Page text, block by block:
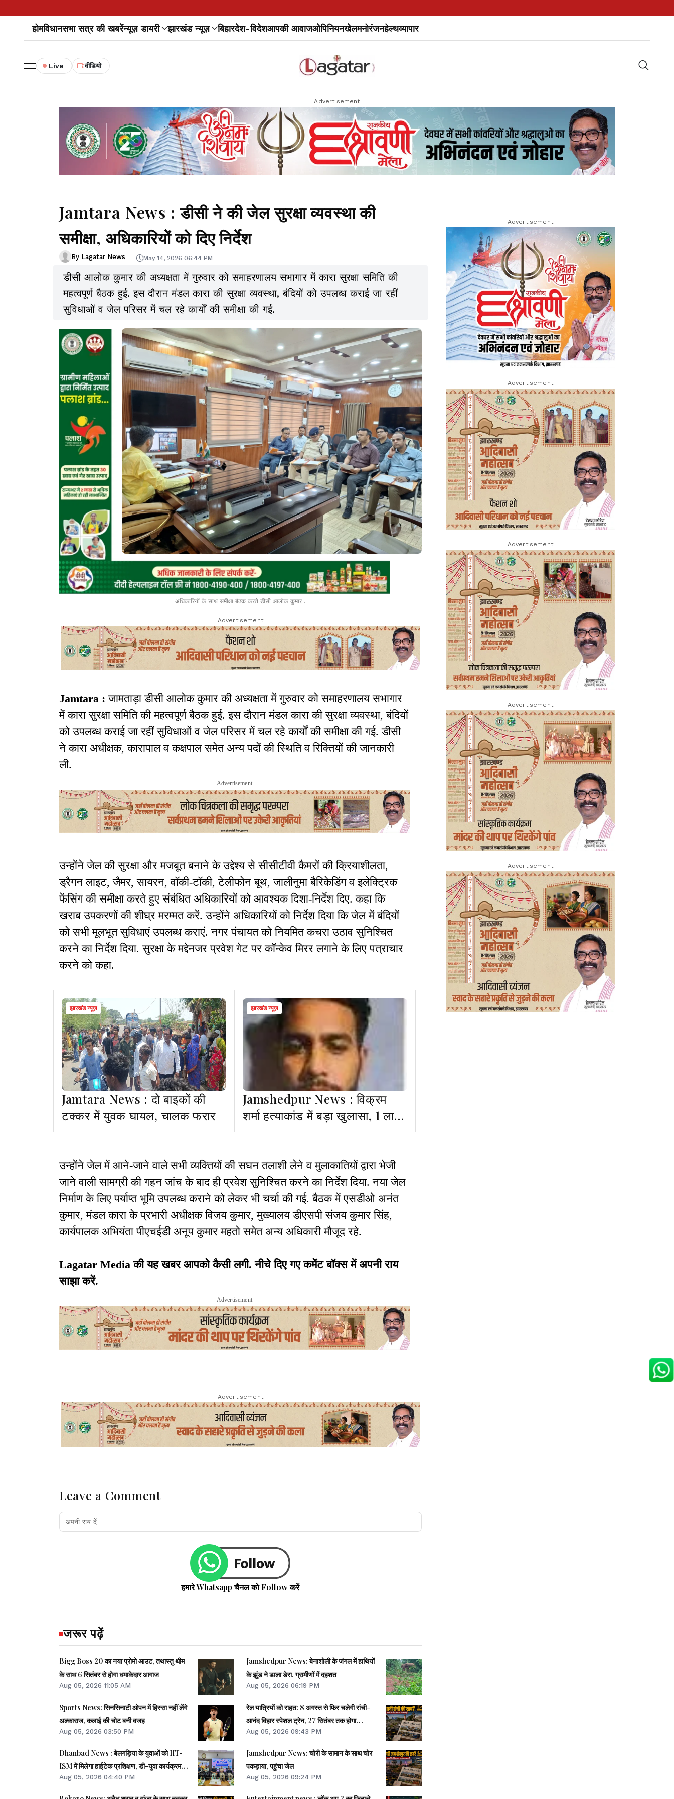
होमविधानसभा सत्र की खबरेंन्यूज़ डायरी झारखंड न्यूज़ बिहारदेश-विदेशआपकी आवाजओपिनियनखेलमनोरंजनहेल्थव्यापार
Live वीडियो
Advertisement
Jamtara News : डीसी ने की जेल सुरक्षा व्यवस्था की
समीक्षा, अधिकारियों को दिए निर्देश
By Lagatar News May 14, 2026 06:44 PM
डीसी आलोक कुमार की अध्यक्षता में गुरुवार को समाहरणालय सभागार में कारा सुरक्षा समिति की
महत्वपूर्ण बैठक हुई. इस दौरान मंडल कारा की सुरक्षा व्यवस्था, बंदियों को उपलब्ध कराई जा रहीं
सुविधाओं व जेल परिसर में चल रहे कार्यों की समीक्षा की गई.
अधिकारियों के साथ समीक्षा बैठक करते डीसी आलोक कुमार .
Advertisement
Jamtara : जामताड़ा डीसी आलोक कुमार की अध्यक्षता में गुरुवार को समाहरणालय सभागार
में कारा सुरक्षा समिति की महत्वपूर्ण बैठक हुई. इस दौरान मंडल कारा की सुरक्षा व्यवस्था, बंदियों
को उपलब्ध कराई जा रहीं सुविधाओं व जेल परिसर में चल रहे कार्यों की समीक्षा की गई. डीसी
ने कारा अधीक्षक, कारापाल व कक्षपाल समेत अन्य पदों की स्थिति व रिक्तियों की जानकारी
ली.
Advertisement
उन्होंने जेल की सुरक्षा और मजबूत बनाने के उद्देश्य से सीसीटीवी कैमरों की क्रियाशीलता,
ड्रैगन लाइट, जैमर, सायरन, वॉकी-टॉकी, टेलीफोन बूथ, जालीनुमा बैरिकेडिंग व इलेक्ट्रिक
फेंसिंग की समीक्षा करते हुए संबंधित अधिकारियों को आवश्यक दिशा-निर्देश दिए. कहा कि
खराब उपकरणों की शीघ्र मरम्मत करें. उन्होंने अधिकारियों को निर्देश दिया कि जेल में बंदियों
को सभी मूलभूत सुविधाएं उपलब्ध कराएं. नगर पंचायत को नियमित कचरा उठाव सुनिश्चित
करने का निर्देश दिया. सुरक्षा के मद्देनजर प्रवेश गेट पर कॉन्केव मिरर लगाने के लिए पत्राचार
करने को कहा.
झारखंड न्यूज़
Jamtara News : दो बाइकों की
टक्कर में युवक घायल, चालक फरार
झारखंड न्यूज़
Jamshedpur News : विक्रम
शर्मा हत्याकांड में बड़ा खुलासा, 1 लाख
का इनामी यशराज सहारनपुर से
उन्होंने जेल में आने-जाने वाले सभी व्यक्तियों की सघन तलाशी लेने व मुलाकातियों द्वारा भेजी
जाने वाली सामग्री की गहन जांच के बाद ही प्रवेश सुनिश्चित करने का निर्देश दिया. नया जेल
निर्माण के लिए पर्याप्त भूमि उपलब्ध कराने को लेकर भी चर्चा की गई. बैठक में एसडीओ अनंत
कुमार, मंडल कारा के प्रभारी अधीक्षक विजय कुमार, मुख्यालय डीएसपी संजय कुमार सिंह,
कार्यपालक अभियंता पीएचईडी अनूप कुमार महतो समेत अन्य अधिकारी मौजूद रहे.
Lagatar Media की यह खबर आपको कैसी लगी. नीचे दिए गए कमेंट बॉक्स में अपनी राय
साझा करें.
Advertisement
Advertisement
Leave a Comment
हमारे Whatsapp चैनल को Follow करें
जरूर पढ़ें
Bigg Boss 20 का नया प्रोमो आउट, तथास्तु थीम
के साथ 6 सितंबर से होगा धमाकेदार आगाज
Aug 05, 2026 11:05 AM
Sports News: सिनसिनाटी ओपन में हिस्सा नहीं लेंगे
अल्काराज, कलाई की चोट बनी वजह
Aug 05, 2026 03:50 PM
Dhanbad News : बेलगड़िया के युवाओं को IIT-
ISM में मिलेगा हाईटेक प्रशिक्षण, डी-युवा कार्यक्रम
शुरू
Aug 05, 2026 04:40 PM
Jamshedpur News: बेनाशोली के जंगल में हाथियों
के झुंड ने डाला डेरा, ग्रामीणों में दहशत
Aug 05, 2026 06:19 PM
रेल यात्रियों को राहत: 8 अगस्त से फिर चलेगी रांची-
आनंद विहार स्पेशल ट्रेन, 27 सितंबर तक होगा
परिचालन
Aug 05, 2026 09:43 PM
Jamshedpur News: चोरी के सामान के साथ चोर
पकड़ाया, पहुंचा जेल
Aug 05, 2026 09:24 PM
Advertisement
Advertisement
Advertisement
Advertisement
Advertisement